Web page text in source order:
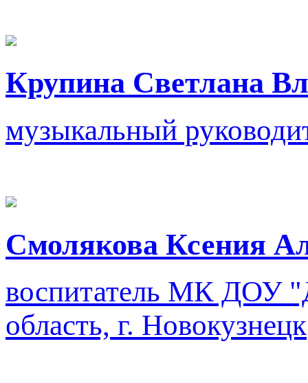
Крупина Светлана
музыкальный
Смолякова Ксения
воспитатель МК ДОУ
область, г. Новокузнецк